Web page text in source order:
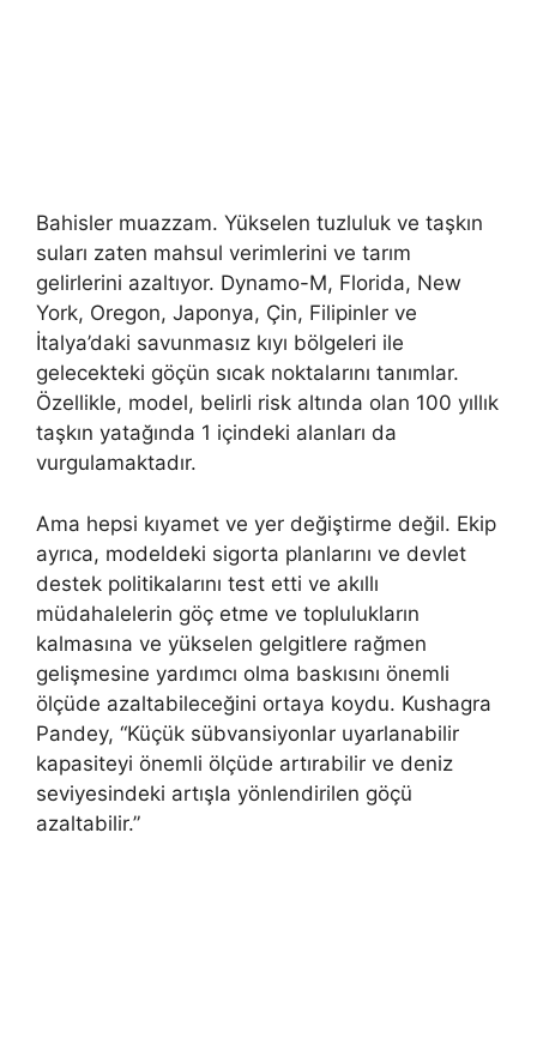
Bahisler muazzam. Yükselen tuzluluk ve taşkın
suları zaten mahsul verimlerini ve tarım
gelirlerini azaltıyor. Dynamo-M, Florida, New
York, Oregon, Japonya, Çin, Filipinler ve
İtalya’daki savunmasız kıyı bölgeleri ile
gelecekteki göçün sıcak noktalarını tanımlar.
Özellikle, model, belirli risk altında olan 100 yıllık
taşkın yatağında 1 içindeki alanları da
vurgulamaktadır.
Ama hepsi kıyamet ve yer değiştirme değil. Ekip
ayrıca, modeldeki sigorta planlarını ve devlet
destek politikalarını test etti ve akıllı
müdahalelerin göç etme ve toplulukların
kalmasına ve yükselen gelgitlere rağmen
gelişmesine yardımcı olma baskısını önemli
ölçüde azaltabileceğini ortaya koydu. Kushagra
Pandey, “Küçük sübvansiyonlar uyarlanabilir
kapasiteyi önemli ölçüde artırabilir ve deniz
seviyesindeki artışla yönlendirilen göçü
azaltabilir.”